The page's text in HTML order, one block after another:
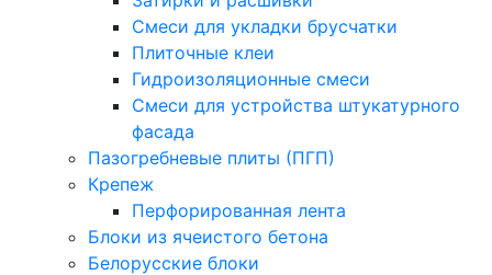
Смеси для укладки брусчатки
Плиточные клеи
Гидроизоляционные смеси
Смеси для устройства штукатурного
фасада
Пазогребневые плиты (ПГП)
Крепеж
Перфорированная лента
Блоки из ячеистого бетона
Белорусские блоки